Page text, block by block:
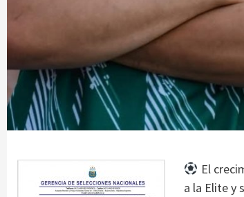
El
a la Elite y